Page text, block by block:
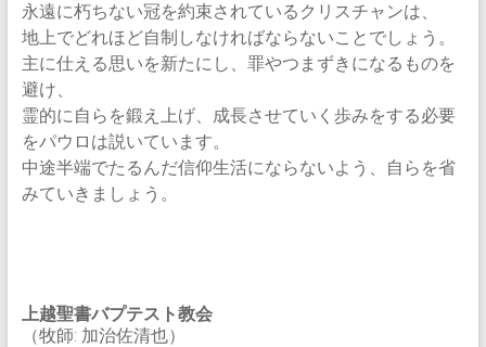
永遠に朽ちない冠を約束されているクリスチャンは、
地上でどれほど自制しなければならないことでしょう。
主に仕える思いを新たにし、罪やつまずきになるものを
避け、
霊的に自らを鍛え上げ、成長させていく歩みをする必要
をパウロは説いています。
中途半端でたるんだ信仰生活にならないよう、自らを省
みていきましょう。
上越聖書バプテスト教会
（牧師: 加治佐清也）